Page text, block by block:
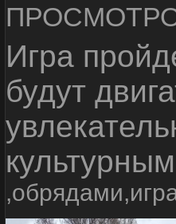
Игра
будут
культурным